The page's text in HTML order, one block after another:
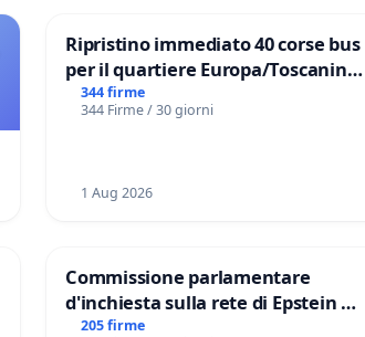
Ripristino immediato 40 corse bus
per il quartiere Europa/Toscanini
di Aprilia
344 firme
344 Firme / 30 giorni
1 Aug 2026
Commissione parlamentare
d'inchiesta sulla rete di Epstein e
del Mossad: verità sugli Epstein
205 firme